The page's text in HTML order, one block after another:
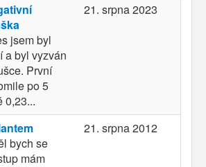
jsem byl
a byl vyzván
První
po 5
0,23...
21. srpna 2023
bych se
mám
21. srpna 2012